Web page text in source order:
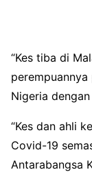
“Kes tiba di
Nigeria
“Kes dan ahli
Covid-19
Antarabangsa